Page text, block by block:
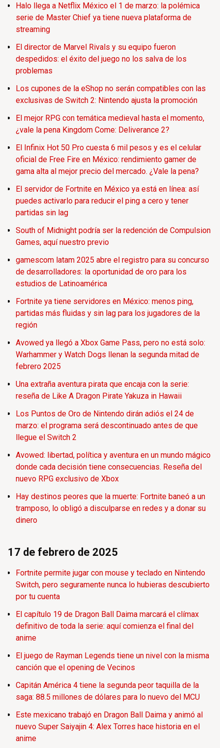
Halo llega a Netflix México el 1 de marzo: la polémica
serie de Master Chief ya tiene nueva plataforma de
streaming
El director de Marvel Rivals y su equipo fueron
despedidos: el éxito del juego no los salva de los
problemas
Los cupones de la eShop no serán compatibles con las
exclusivas de Switch 2: Nintendo ajusta la promoción
El mejor RPG con temática medieval hasta el momento,
¿vale la pena Kingdom Come: Deliverance 2?
El Infinix Hot 50 Pro cuesta 6 mil pesos y es el celular
oficial de Free Fire en México: rendimiento gamer de
gama alta al mejor precio del mercado. ¿Vale la pena?
El servidor de Fortnite en México ya está en línea: así
puedes activarlo para reducir el ping a cero y tener
partidas sin lag
South of Midnight podría ser la redención de Compulsion
Games, aquí nuestro previo
gamescom latam 2025 abre el registro para su concurso
de desarrolladores: la oportunidad de oro para los
estudios de Latinoamérica
Fortnite ya tiene servidores en México: menos ping,
partidas más fluidas y sin lag para los jugadores de la
región
Avowed ya llegó a Xbox Game Pass, pero no está solo:
Warhammer y Watch Dogs llenan la segunda mitad de
febrero 2025
Una extraña aventura pirata que encaja con la serie:
reseña de Like A Dragon Pirate Yakuza in Hawaii
Los Puntos de Oro de Nintendo dirán adiós el 24 de
marzo: el programa será descontinuado antes de que
llegue el Switch 2
Avowed: libertad, política y aventura en un mundo mágico
donde cada decisión tiene consecuencias. Reseña del
nuevo RPG exclusivo de Xbox
Hay destinos peores que la muerte: Fortnite baneó a un
tramposo, lo obligó a disculparse en redes y a donar su
dinero
17 de febrero de 2025
Fortnite permite jugar con mouse y teclado en Nintendo
Switch, pero seguramente nunca lo hubieras descubierto
por tu cuenta
El capítulo 19 de Dragon Ball Daima marcará el clímax
definitivo de toda la serie: aquí comienza el final del
anime
El juego de Rayman Legends tiene un nivel con la misma
canción que el opening de Vecinos
Capitán América 4 tiene la segunda peor taquilla de la
saga: 88.5 millones de dólares para lo nuevo del MCU
Este mexicano trabajó en Dragon Ball Daima y animó al
nuevo Super Saiyajin 4: Alex Torres hace historia en el
anime